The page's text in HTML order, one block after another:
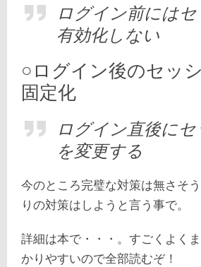
ログイン前には
有効化しない
○ログイン後のセッ
固定化
ログイン直後に
を変更する
今のところ完璧な対策は無さそ
りの対策はしようと言う事で。
詳細は本で・・・。すごくよく
かりやすいので全部読むぞ！